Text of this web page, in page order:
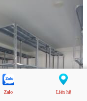
Zalo Liên hệ